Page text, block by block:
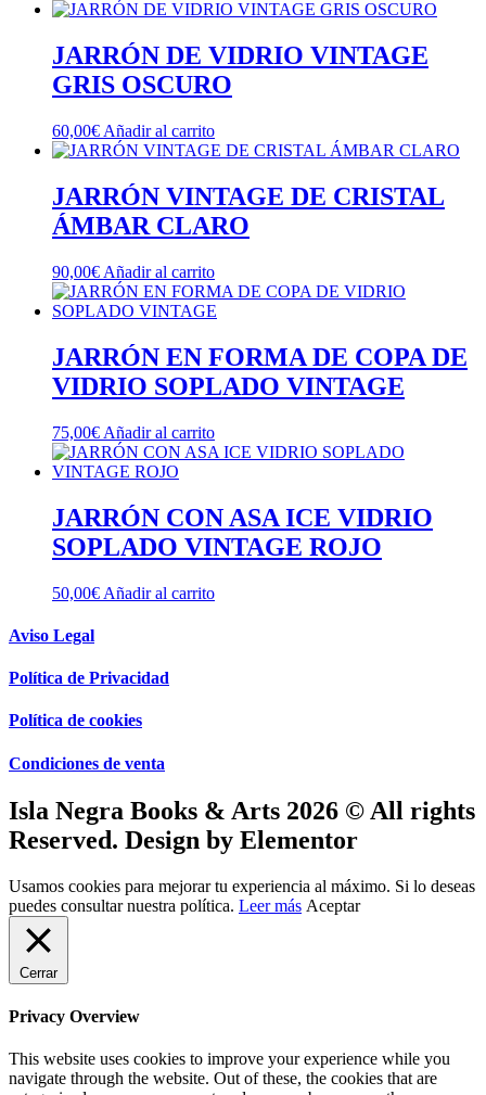
JARRÓN DE VIDRIO VINTAGE
GRIS OSCURO
60,00€ Añadir al carrito
JARRÓN VINTAGE DE CRISTAL
ÁMBAR CLARO
90,00€ Añadir al carrito
JARRÓN EN FORMA DE COPA DE
VIDRIO SOPLADO VINTAGE
75,00€ Añadir al carrito
JARRÓN CON ASA ICE VIDRIO
SOPLADO VINTAGE ROJO
50,00€ Añadir al carrito
Aviso Legal
Política de Privacidad
Política de cookies
Condiciones de venta
Isla Negra Books & Arts 2026 © All rights
Reserved. Design by Elementor
Usamos cookies para mejorar tu experiencia al máximo. Si lo deseas
puedes consultar nuestra política. Leer más Aceptar
Cerrar
Privacy Overview
This website uses cookies to improve your experience while you
navigate through the website. Out of these, the cookies that are